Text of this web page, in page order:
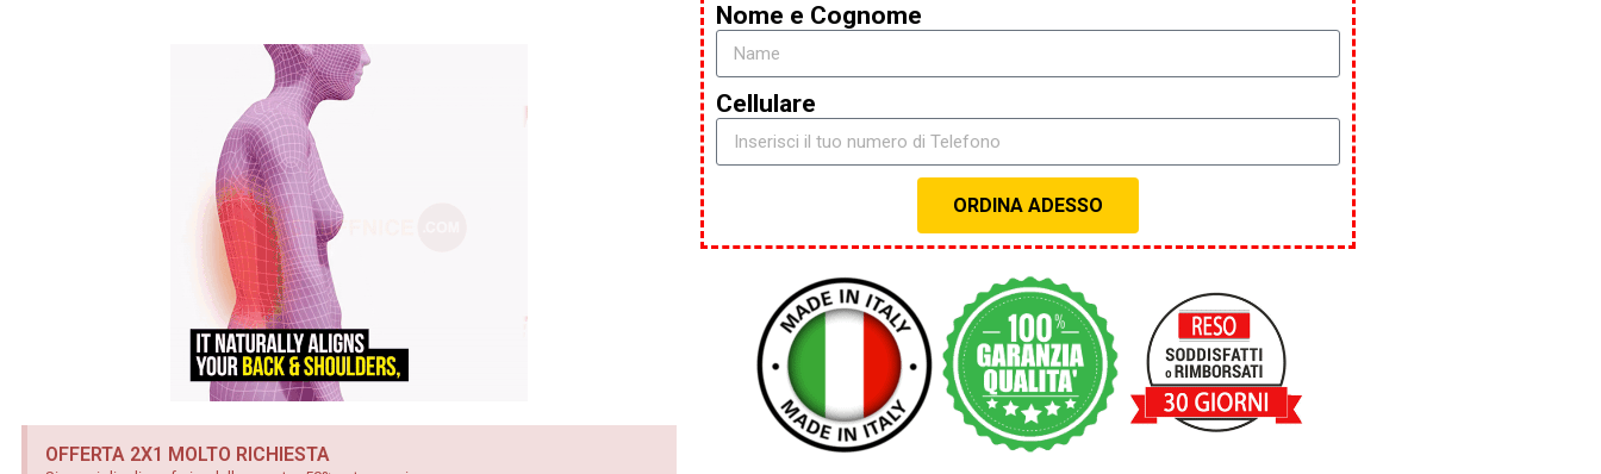
OFFERTA 2X1 MOLTO RICHIESTA
Nome e Cognome
Cellulare
ORDINA ADESSO